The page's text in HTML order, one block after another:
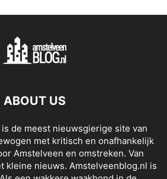
ABOUT US
de meest nieuwsgierige site van
met kritisch en onafhankelijk
Amstelveen en omstreken. Van
kleine nieuws. Amstelveenblog.nl is